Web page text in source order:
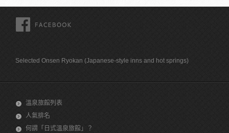
Selected Onsen Ryokan (Japanese-style inns and hot springs)
溫泉旅館列表
人氣排名
何謂「日式溫泉旅館」？